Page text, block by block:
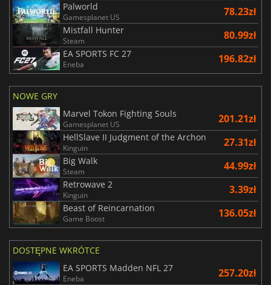
Palworld
Gamesplanet US 78.23zł
Mistfall Hunter
Steam 80.99zł
EA SPORTS FC 27
Eneba 196.82zł
NOWE GRY
Marvel Tokon Fighting Souls
Gamesplanet US 201.21zł
HellSlave II Judgment of the Archon
Kinguin 27.31zł
Big Walk
Steam 44.99zł
Retrowave 2
Kinguin 3.39zł
Beast of Reincarnation
Game Boost 136.05zł
DOSTĘPNE WKRÓTCE
EA SPORTS Madden NFL 27
Eneba 257.20zł